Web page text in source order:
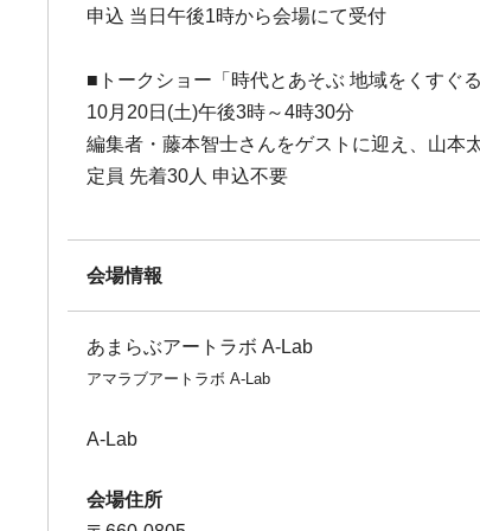
申込 当日午後1時から会場にて受付
■トークショー「時代とあそぶ 地域をくすぐる
10月20日(土)午後3時～4時30分
編集者・藤本智士さんをゲストに迎え、山本
定員 先着30人 申込不要
会場情報
あまらぶアートラボ A-Lab
アマラブアートラボ A-Lab
A-Lab
会場住所